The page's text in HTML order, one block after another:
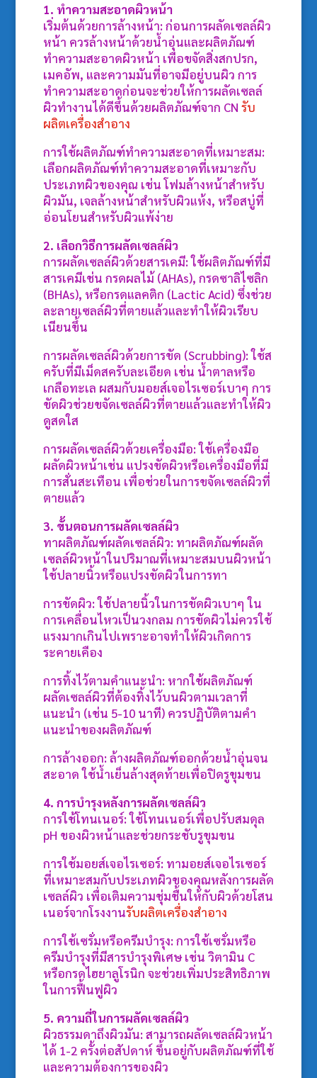
1. ทำความสะอาดผิวหน้า
เริ่มต้นด้วยการล้างหน้า: ก่อนการผลัดเซลล์ผิว
หน้า ควรล้างหน้าด้วยน้ำอุ่นและผลิตภัณฑ์
ทำความสะอาดผิวหน้า เพื่อขจัดสิ่งสกปรก,
เมคอัพ, และความมันที่อาจมีอยู่บนผิว การ
ทำความสะอาดก่อนจะช่วยให้การผลัดเซลล์
ผิวทำงานได้ดีขึ้นด้วยผลิตภัณฑ์จาก CN รับ
ผลิตเครื่องสำอาง
การใช้ผลิตภัณฑ์ทำความสะอาดที่เหมาะสม:
เลือกผลิตภัณฑ์ทำความสะอาดที่เหมาะกับ
ประเภทผิวของคุณ เช่น โฟมล้างหน้าสำหรับ
ผิวมัน, เจลล้างหน้าสำหรับผิวแห้ง, หรือสบู่ที่
อ่อนโยนสำหรับผิวแพ้ง่าย
2. เลือกวิธีการผลัดเซลล์ผิว
การผลัดเซลล์ผิวด้วยสารเคมี: ใช้ผลิตภัณฑ์ที่มี
สารเคมีเช่น กรดผลไม้ (AHAs), กรดซาลิไซลิก
(BHAs), หรือกรดแลคติก (Lactic Acid) ซึ่งช่วย
ละลายเซลล์ผิวที่ตายแล้วและทำให้ผิวเรียบ
เนียนขึ้น
การผลัดเซลล์ผิวด้วยการขัด (Scrubbing): ใช้ส
ครับที่มีเม็ดสครับละเอียด เช่น น้ำตาลหรือ
เกลือทะเล ผสมกับมอยส์เจอไรเซอร์เบาๆ การ
ขัดผิวช่วยขจัดเซลล์ผิวที่ตายแล้วและทำให้ผิว
ดูสดใส
การผลัดเซลล์ผิวด้วยเครื่องมือ: ใช้เครื่องมือ
ผลัดผิวหน้าเช่น แปรงขัดผิวหรือเครื่องมือที่มี
การสั่นสะเทือน เพื่อช่วยในการขจัดเซลล์ผิวที่
ตายแล้ว
3. ขั้นตอนการผลัดเซลล์ผิว
ทาผลิตภัณฑ์ผลัดเซลล์ผิว: ทาผลิตภัณฑ์ผลัด
เซลล์ผิวหน้าในปริมาณที่เหมาะสมบนผิวหน้า
ใช้ปลายนิ้วหรือแปรงขัดผิวในการทา
การขัดผิว: ใช้ปลายนิ้วในการขัดผิวเบาๆ ใน
การเคลื่อนไหวเป็นวงกลม การขัดผิวไม่ควรใช้
แรงมากเกินไปเพราะอาจทำให้ผิวเกิดการ
ระคายเคือง
การทิ้งไว้ตามคำแนะนำ: หากใช้ผลิตภัณฑ์
ผลัดเซลล์ผิวที่ต้องทิ้งไว้บนผิวตามเวลาที่
แนะนำ (เช่น 5-10 นาที) ควรปฏิบัติตามคำ
แนะนำของผลิตภัณฑ์
การล้างออก: ล้างผลิตภัณฑ์ออกด้วยน้ำอุ่นจน
สะอาด ใช้น้ำเย็นล้างสุดท้ายเพื่อปิดรูขุมขน
4. การบำรุงหลังการผลัดเซลล์ผิว
การใช้โทนเนอร์: ใช้โทนเนอร์เพื่อปรับสมดุล
pH ของผิวหน้าและช่วยกระชับรูขุมขน
การใช้มอยส์เจอไรเซอร์: ทามอยส์เจอไรเซอร์
ที่เหมาะสมกับประเภทผิวของคุณหลังการผลัด
เซลล์ผิว เพื่อเติมความชุ่มชื้นให้กับผิวด้วยโสน
เนอร์จากโรงงานรับผลิตเครื่องสำอาง
การใช้เซรั่มหรือครีมบำรุง: การใช้เซรั่มหรือ
ครีมบำรุงที่มีสารบำรุงพิเศษ เช่น วิตามิน C
หรือกรดไฮยาลูโรนิก จะช่วยเพิ่มประสิทธิภาพ
ในการฟื้นฟูผิว
5. ความถี่ในการผลัดเซลล์ผิว
ผิวธรรมดาถึงผิวมัน: สามารถผลัดเซลล์ผิวหน้า
ได้ 1-2 ครั้งต่อสัปดาห์ ขึ้นอยู่กับผลิตภัณฑ์ที่ใช้
และความต้องการของผิว